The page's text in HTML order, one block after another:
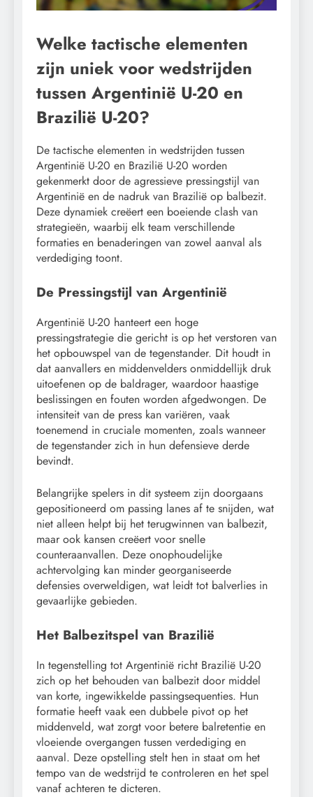
Welke tactische elementen
zijn uniek voor wedstrijden
tussen Argentinië U-20 en
Brazilië U-20?
De tactische elementen in wedstrijden tussen
Argentinië U-20 en Brazilië U-20 worden
gekenmerkt door de agressieve pressingstijl van
Argentinië en de nadruk van Brazilië op balbezit.
Deze dynamiek creëert een boeiende clash van
strategieën, waarbij elk team verschillende
formaties en benaderingen van zowel aanval als
verdediging toont.
De Pressingstijl van Argentinië
Argentinië U-20 hanteert een hoge
pressingstrategie die gericht is op het verstoren van
het opbouwspel van de tegenstander. Dit houdt in
dat aanvallers en middenvelders onmiddellijk druk
uitoefenen op de baldrager, waardoor haastige
beslissingen en fouten worden afgedwongen. De
intensiteit van de press kan variëren, vaak
toenemend in cruciale momenten, zoals wanneer
de tegenstander zich in hun defensieve derde
bevindt.
Belangrijke spelers in dit systeem zijn doorgaans
gepositioneerd om passing lanes af te snijden, wat
niet alleen helpt bij het terugwinnen van balbezit,
maar ook kansen creëert voor snelle
counteraanvallen. Deze onophoudelijke
achtervolging kan minder georganiseerde
defensies overweldigen, wat leidt tot balverlies in
gevaarlijke gebieden.
Het Balbezitspel van Brazilië
In tegenstelling tot Argentinië richt Brazilië U-20
zich op het behouden van balbezit door middel
van korte, ingewikkelde passingsequenties. Hun
formatie heeft vaak een dubbele pivot op het
middenveld, wat zorgt voor betere balretentie en
vloeiende overgangen tussen verdediging en
aanval. Deze opstelling stelt hen in staat om het
tempo van de wedstrijd te controleren en het spel
vanaf achteren te dicteren.